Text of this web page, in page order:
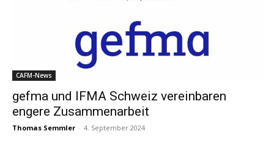
CAFM-News
gefma und IFMA Schweiz vereinbaren
engere Zusammenarbeit
Thomas Semmler - 4. September 2024